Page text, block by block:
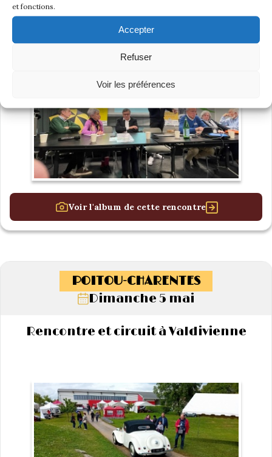
et fonctions.
Accepter
Refuser
Voir les préférences
Voir l'album de cette rencontre
POITOU-CHARENTES
Dimanche 5 mai
Rencontre et circuit à Valdivienne